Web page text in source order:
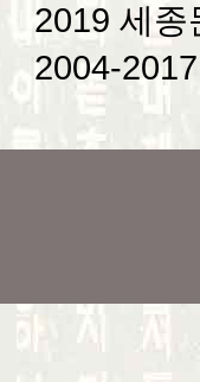
2019 세종
2004-